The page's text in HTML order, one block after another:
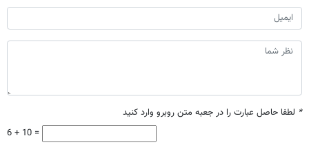
* لطفا حاصل عبارت را در جعبه متن روبرو وارد کنید
6 + 10 =